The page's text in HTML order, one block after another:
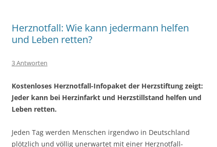
Herznotfall: Wie kann jedermann helfen
und Leben retten?
3 Antworten
Kostenloses Herznotfall-Infopaket der Herzstiftung zeigt:
Jeder kann bei Herzinfarkt und Herzstillstand helfen und
Leben retten.
Jeden Tag werden Menschen irgendwo in Deutschland
plötzlich und völlig unerwartet mit einer Herznotfall-